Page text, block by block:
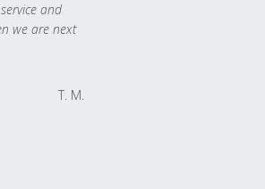
and
we are next
T. M.